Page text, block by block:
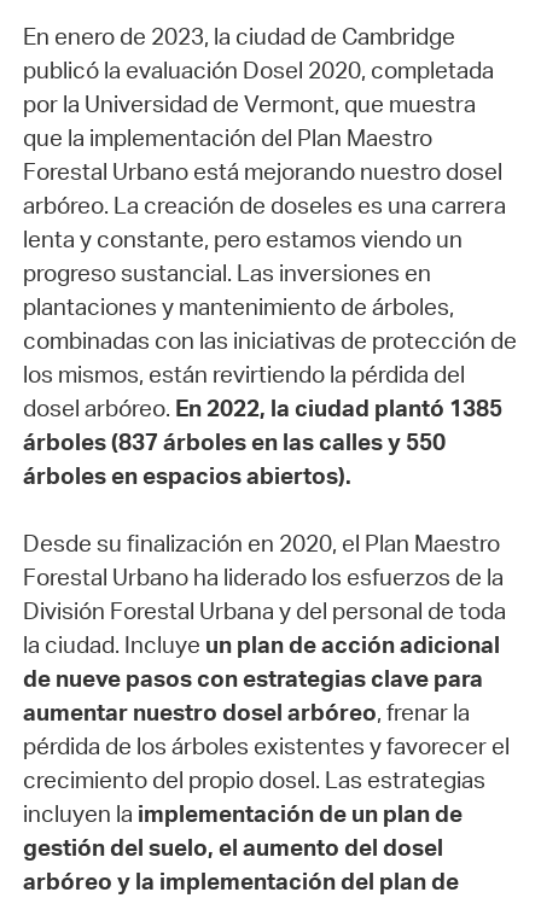
En enero de 2023, la ciudad de Cambridge
publicó la evaluación Dosel 2020, completada
por la Universidad de Vermont, que muestra
que la implementación del Plan Maestro
Forestal Urbano está mejorando nuestro dosel
arbóreo. La creación de doseles es una carrera
lenta y constante, pero estamos viendo un
progreso sustancial. Las inversiones en
plantaciones y mantenimiento de árboles,
combinadas con las iniciativas de protección de
los mismos, están revirtiendo la pérdida del
dosel arbóreo. En 2022, la ciudad plantó 1385
árboles (837 árboles en las calles y 550
árboles en espacios abiertos).
Desde su finalización en 2020, el Plan Maestro
Forestal Urbano ha liderado los esfuerzos de la
División Forestal Urbana y del personal de toda
la ciudad. Incluye un plan de acción adicional
de nueve pasos con estrategias clave para
aumentar nuestro dosel arbóreo, frenar la
pérdida de los árboles existentes y favorecer el
crecimiento del propio dosel. Las estrategias
incluyen la implementación de un plan de
gestión del suelo, el aumento del dosel
arbóreo y la implementación del plan de